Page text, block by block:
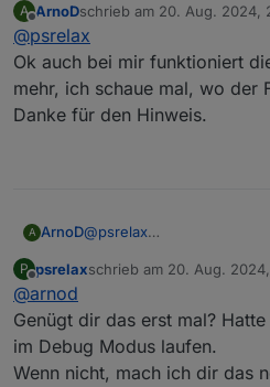
A
Offline
ArnoDschrieb am 20. Aug. 2024,
zuletzt editiert von
@psrelax
Ok auch bei mir funktioniert
mehr, ich schaue mal, wo der
Danke für den Hinweis.
A ArnoD@psrelax
mehr, ich schaue mal, wo
P
Offline
psrelaxschrieb am 20. Aug.
zuletzt editiert von psrelax
@arnod
Genügt dir das erst mal?
im Debug Modus laufen.
Wenn nicht, mach ich dir das